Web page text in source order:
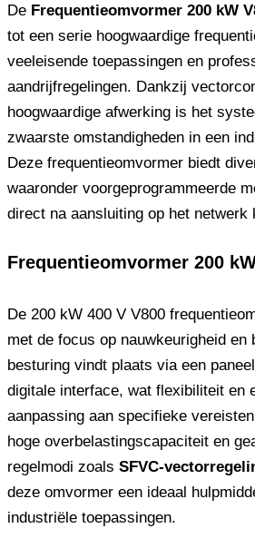
De Frequentieomvormer 200 kW
tot een serie hoogwaardige
veeleisende toepassingen en
aandrijfregelingen. Dankzij
hoogwaardige afwerking is het
zwaarste omstandigheden in een
Deze frequentieomvormer biedt
waaronder voorgeprogrammeerde
direct na aansluiting op het netwerk
Frequentieomvormer 200
De 200 kW 400 V V800
met de focus op nauwkeurigheid en
besturing vindt plaats via een
digitale interface, wat flexibiliteit en
aanpassing aan specifieke
hoge overbelastingscapaciteit en
regelmodi zoals SFVC-
deze omvormer een ideaal
industriële toepassingen.